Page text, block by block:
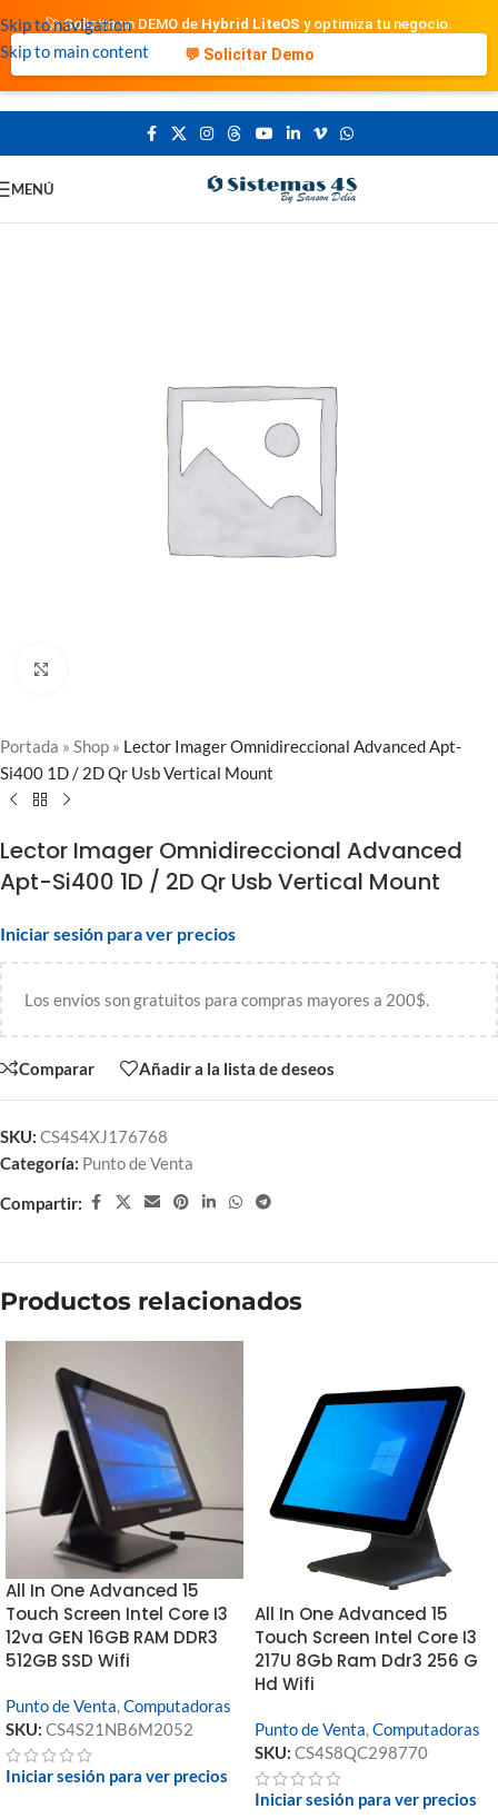
Skip to navigation
Skip to main content
🚀 Solicita un DEMO de Hybrid LiteOS y optimiza tu negocio.
💬 Solicitar Demo
MENÚ
Portada » Shop » Lector Imager Omnidireccional Advanced Apt-
Si400 1D / 2D Qr Usb Vertical Mount
Lector Imager Omnidireccional Advanced
Apt-Si400 1D / 2D Qr Usb Vertical Mount
Iniciar sesión para ver precios
Los envíos son gratuitos para compras mayores a 200$.
Comparar Añadir a la lista de deseos
SKU: CS4S4XJ176768
Categoría: Punto de Venta
Compartir:
Productos relacionados
All In One Advanced 15
Touch Screen Intel Core I3
12va GEN 16GB RAM DDR3
512GB SSD Wifi
Punto de Venta,Computadoras
SKU: CS4S21NB6M2052
Iniciar sesión para ver precios
All In One Advanced 15
Touch Screen Intel Core I3
217U 8Gb Ram Ddr3 256 G
Hd Wifi
Punto de Venta,Computadoras
SKU: CS4S8QC298770
Iniciar sesión para ver precios